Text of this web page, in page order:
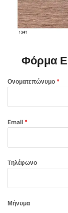
Φόρμα
Ονοματεπώνυμο *
Email *
Tηλέφωνο
Μήνυμα